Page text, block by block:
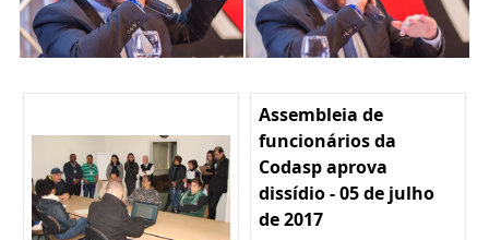
Assembleia de
funcionários da
Codasp aprova
dissídio - 05 de julho
de 2017